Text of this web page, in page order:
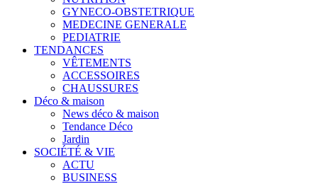
GYNECO-OBSTETRIQUE
MEDECINE GENERALE
PEDIATRIE
TENDANCES
VÊTEMENTS
ACCESSOIRES
CHAUSSURES
Déco & maison
News déco & maison
Tendance Déco
Jardin
SOCIÉTÉ & VIE
ACTU
BUSINESS